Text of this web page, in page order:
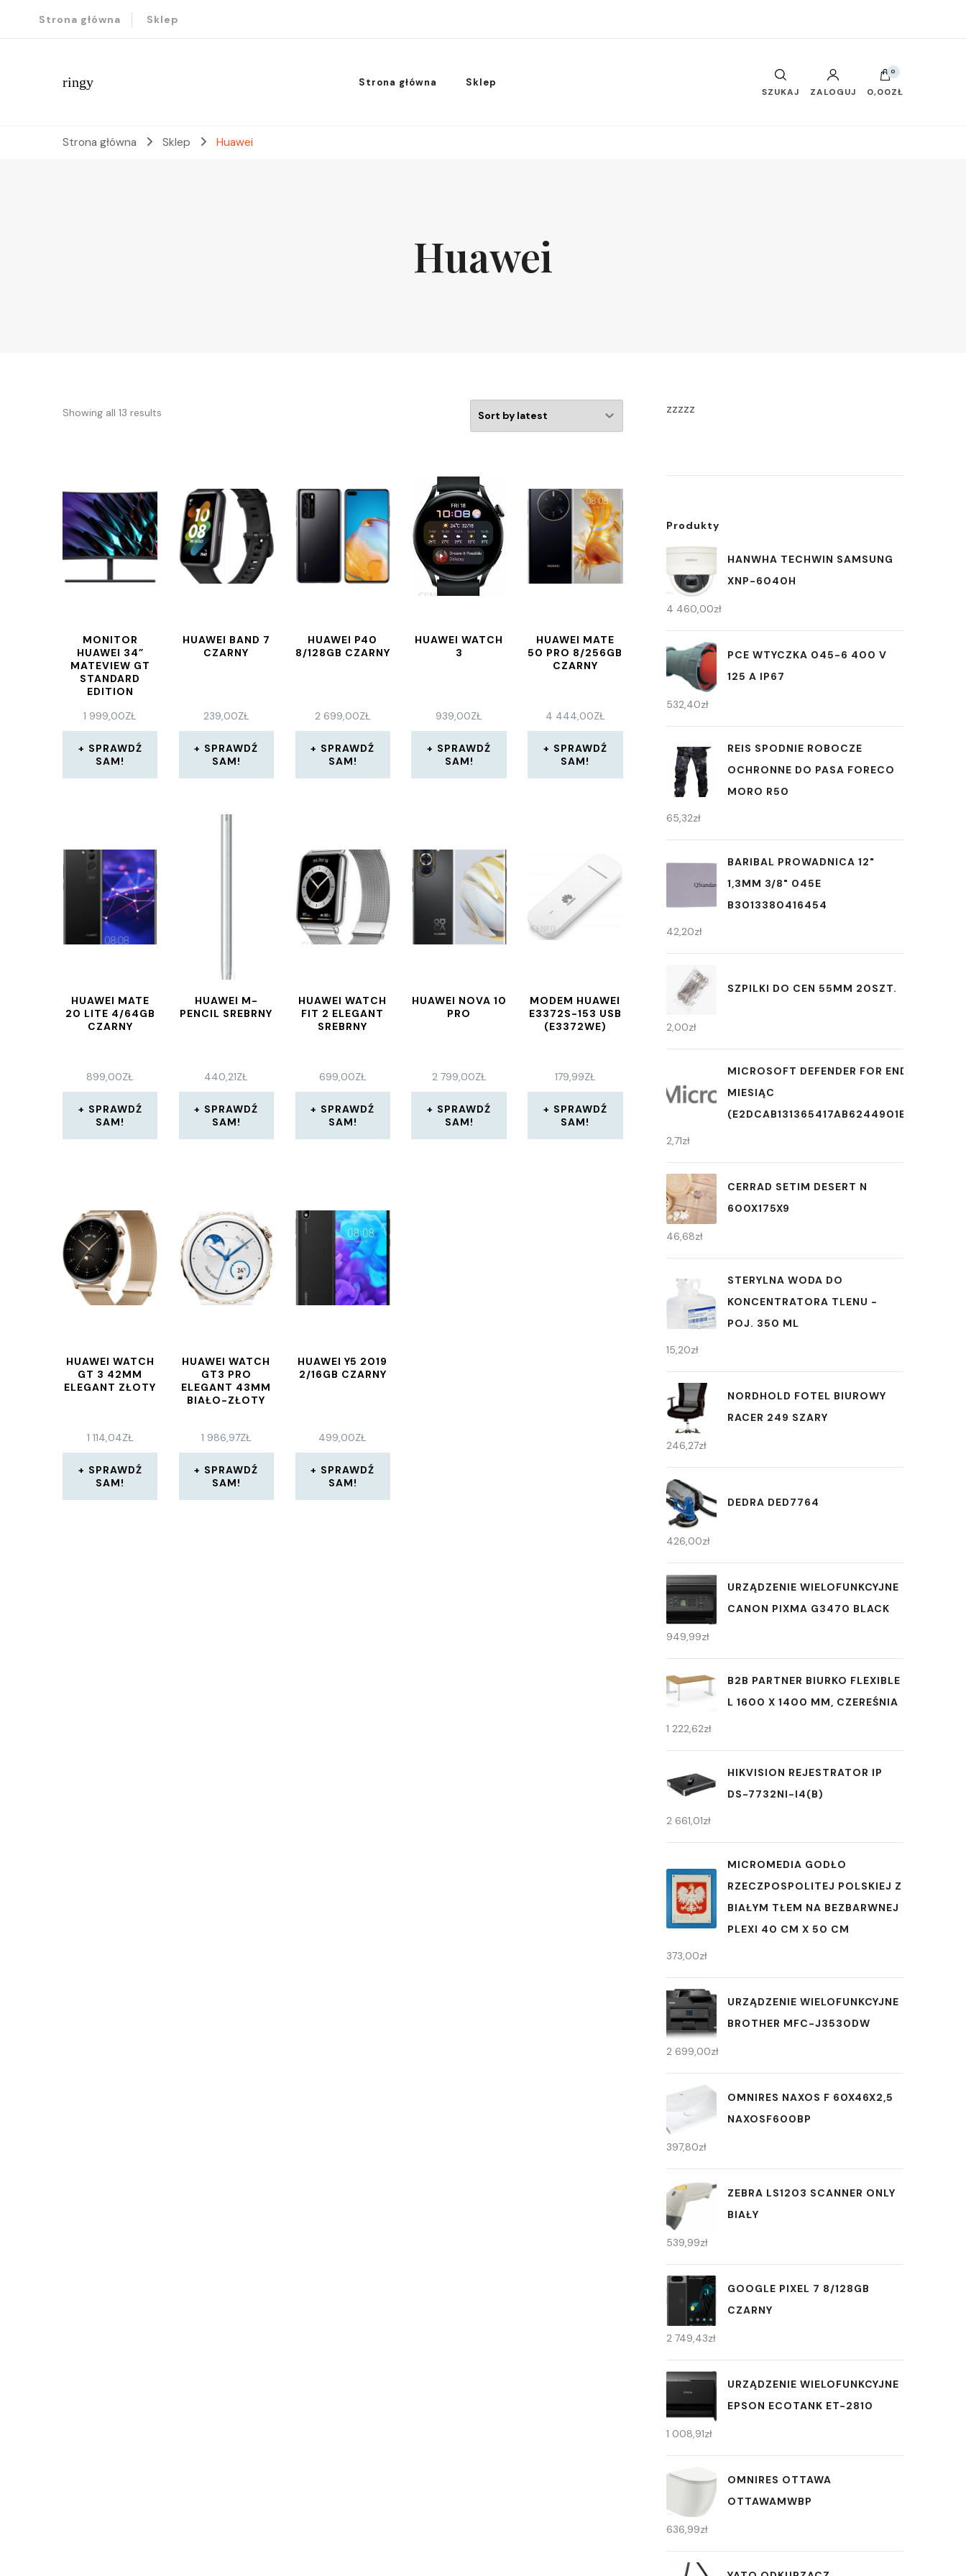
Strona główna Sklep
ringy Strona główna Sklep
SZUKAJ ZALOGUJ
0
0,00ZŁ
Strona główna Sklep Huawei
Huawei
Showing all 13 results
MONITOR
HUAWEI 34”
MATEVIEW GT
STANDARD
EDITION
1 999,00ZŁ
SPRAWDŹ
SAM!
HUAWEI BAND 7
CZARNY
239,00ZŁ
SPRAWDŹ
SAM!
HUAWEI P40
8/128GB CZARNY
2 699,00ZŁ
SPRAWDŹ
SAM!
HUAWEI WATCH
3
939,00ZŁ
SPRAWDŹ
SAM!
HUAWEI MATE
50 PRO 8/256GB
CZARNY
4 444,00ZŁ
SPRAWDŹ
SAM!
HUAWEI MATE
20 LITE 4/64GB
CZARNY
899,00ZŁ
SPRAWDŹ
SAM!
HUAWEI M-
PENCIL SREBRNY
440,21ZŁ
SPRAWDŹ
SAM!
HUAWEI WATCH
FIT 2 ELEGANT
SREBRNY
699,00ZŁ
SPRAWDŹ
SAM!
HUAWEI NOVA 10
PRO
2 799,00ZŁ
SPRAWDŹ
SAM!
MODEM HUAWEI
E3372S-153 USB
(E3372WE)
179,99ZŁ
SPRAWDŹ
SAM!
HUAWEI WATCH
GT 3 42MM
ELEGANT ZŁOTY
1 114,04ZŁ
SPRAWDŹ
SAM!
HUAWEI WATCH
GT3 PRO
ELEGANT 43MM
BIAŁO-ZŁOTY
1 986,97ZŁ
SPRAWDŹ
SAM!
HUAWEI Y5 2019
2/16GB CZARNY
499,00ZŁ
SPRAWDŹ
SAM!
zzzzz
Produkty
HANWHA TECHWIN SAMSUNG
XNP-6040H
4 460,00zł
PCE WTYCZKA 045-6 400 V
125 A IP67
532,40zł
REIS SPODNIE ROBOCZE
OCHRONNE DO PASA FORECO
MORO R50
65,32zł
BARIBAL PROWADNICA 12"
1,3MM 3/8" 045E
B3013380416454
42,20zł
SZPILKI DO CEN 55MM 20SZT.
2,00zł
MICROSOFT DEFENDER FOR ENDPOINT 1
MIESIĄC
(E2DCAB131365417AB6244901E2B252F5)
2,71zł
CERRAD SETIM DESERT N
600X175X9
46,68zł
STERYLNA WODA DO
KONCENTRATORA TLENU -
POJ. 350 ML
15,20zł
NORDHOLD FOTEL BIUROWY
RACER 249 SZARY
246,27zł
DEDRA DED7764
426,00zł
URZĄDZENIE WIELOFUNKCYJNE
CANON PIXMA G3470 BLACK
949,99zł
B2B PARTNER BIURKO FLEXIBLE
L 1600 X 1400 MM, CZEREŚNIA
1 222,62zł
HIKVISION REJESTRATOR IP
DS-7732NI-I4(B)
2 661,01zł
MICROMEDIA GODŁO
RZECZPOSPOLITEJ POLSKIEJ Z
BIAŁYM TŁEM NA BEZBARWNEJ
PLEXI 40 CM X 50 CM
373,00zł
URZĄDZENIE WIELOFUNKCYJNE
BROTHER MFC-J3530DW
2 699,00zł
OMNIRES NAXOS F 60X46X2,5
NAXOSF600BP
397,80zł
ZEBRA LS1203 SCANNER ONLY
BIAŁY
539,99zł
GOOGLE PIXEL 7 8/128GB
CZARNY
2 749,43zł
URZĄDZENIE WIELOFUNKCYJNE
EPSON ECOTANK ET-2810
1 008,91zł
OMNIRES OTTAWA
OTTAWAMWBP
636,99zł